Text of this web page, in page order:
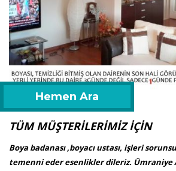
TÜM MÜŞTERİLERİMİZ İÇİN
Boya badanası ,boyacı ustası, işleri
temenni eder esenlikler dileriz. Ümraniye
Hemen Ara